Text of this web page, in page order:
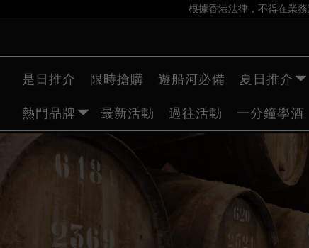
根據香港法律，不得在業
是日推介 限時搶購 遊船河必備 夏日推介
熱門品牌 最新活動 過往活動 一分鐘學酒